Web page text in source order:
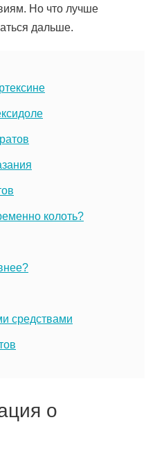
Но что лучше
дальше.
колоть?
средствами
о